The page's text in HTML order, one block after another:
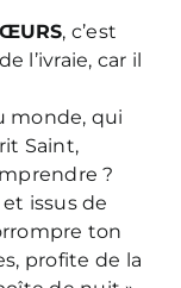
, c’est
l’ivraie, car il
monde, qui
Saint,
?
issus de
ton
profite de la